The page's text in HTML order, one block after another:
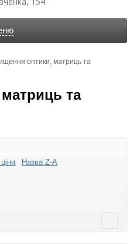
оптики, матриць та
та
Назва Z-A